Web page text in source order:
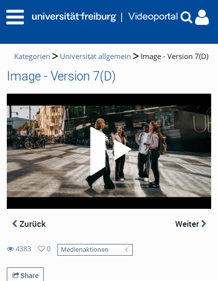
Kategorien Universität allgemein Image - Version 7(D)
Image - Version 7(D)
Zurück Weiter
4383
views
0
favorites
Medienaktionen
Share